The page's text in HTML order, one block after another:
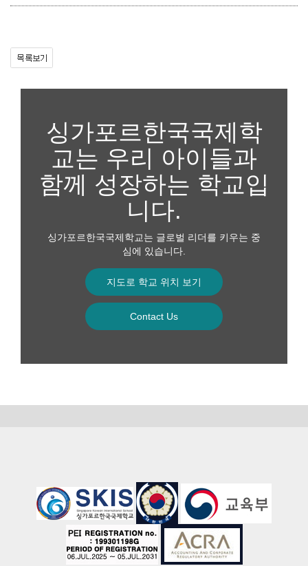
싱가포르한국국제학
교는 우리 아이들과
함께 성장하는 학교입
니다.
싱가포르한국국제학교는 글로벌 리더를 키우는 중
심에 있습니다.
지도로 학교 위치 보기
Contact Us